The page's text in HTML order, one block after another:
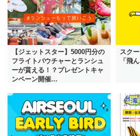
【ジェットスター】5000円分の
フライトバウチャーとランシュ
ーが貰える！？プレゼントキャ
ンペーン開催…
スク
「飛